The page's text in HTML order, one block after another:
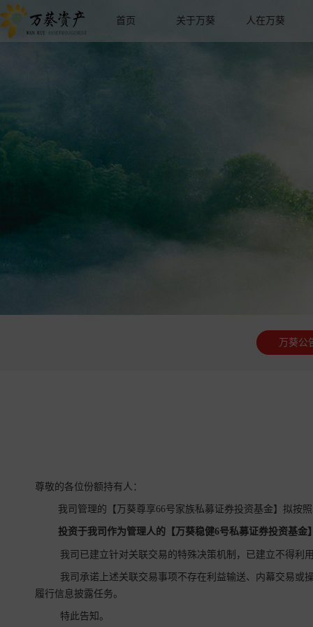
首页 关于万葵 人在万葵
万葵公
尊敬的各位份额持有人：
我司管理的【万葵尊享66号家族私募证券投资基金】拟按
投资于我司作为管理人的【 万葵稳健6号私募证券投资基金
我司已建立针对关联交易的特殊决策机制，已建立不得利
我司承诺上述关联交易事项不存在利益输送、内幕交易或
履行信息披露任务。
特此告知。